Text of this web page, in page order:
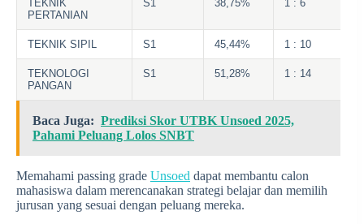
TEKNIK
PERTANIAN
S1 38,75% 1 : 6
TEKNIK SIPIL S1 45,44% 1 : 10
TEKNOLOGI
PANGAN
S1 51,28% 1 : 14
Baca Juga: Prediksi Skor UTBK Unsoed 2025,
Pahami Peluang Lolos SNBT
Memahami passing grade Unsoed dapat membantu calon
mahasiswa dalam merencanakan strategi belajar dan memilih
jurusan yang sesuai dengan peluang mereka.